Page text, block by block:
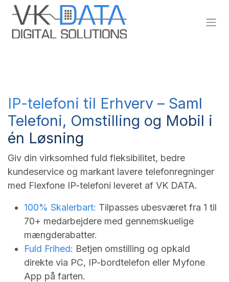
Skip to Content
IP-telefoni til Erhverv – Saml
Telefoni, Omstilling og Mobil i
én Løsning
Giv din virksomhed fuld fleksibilitet, bedre
kundeservice og markant lavere telefonregninger
med Flexfone IP-telefoni leveret af VK DATA.
100% Skalerbart: Tilpasses ubesværet fra 1 til
70+ medarbejdere med gennemskuelige
mængderabatter.
Fuld Frihed: Betjen omstilling og opkald
direkte via PC, IP-bordtelefon eller Myfone
App på farten.